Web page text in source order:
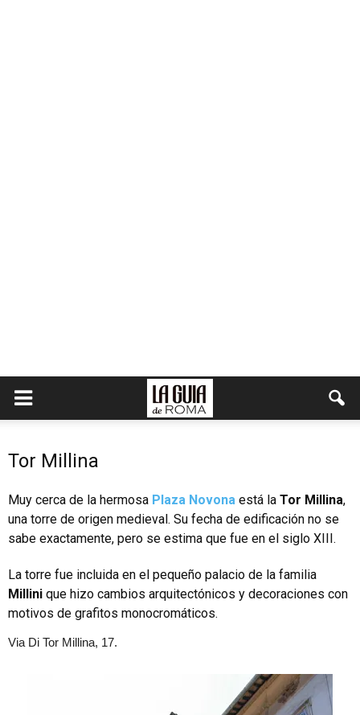
Tor Millina
Muy cerca de la hermosa Plaza Novona está la Tor Millina,
una torre de origen medieval. Su fecha de edificación no se
sabe exactamente, pero se estima que fue en el siglo XIII.
La torre fue incluida en el pequeño palacio de la familia
Millini que hizo cambios arquitectónicos y decoraciones con
motivos de grafitos monocromáticos.
Via Di Tor Millina, 17.